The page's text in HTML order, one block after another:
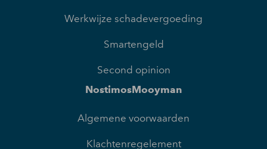
Werkwijze schadevergoeding
Smartengeld
Second opinion
NostimosMooyman
Algemene voorwaarden
Klachtenregelement